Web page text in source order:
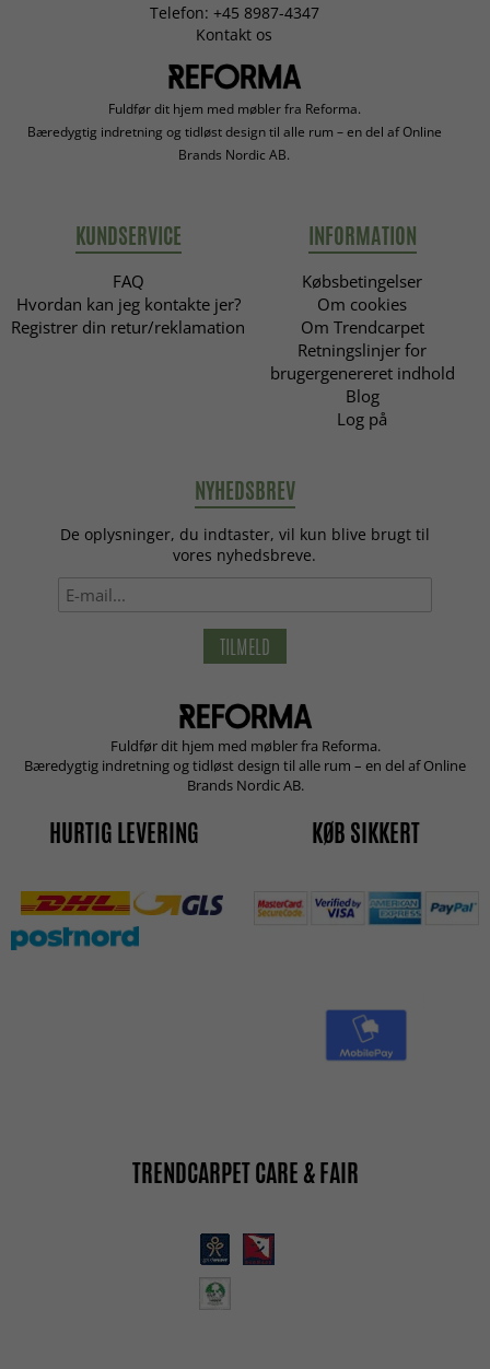
Telefon: +45 8987-4347
Kontakt os
Fuldfør dit hjem med møbler fra Reforma.
Bæredygtig indretning og tidløst design til alle rum – en del af Online
Brands Nordic AB.
KUNDSERVICE
FAQ
Hvordan kan jeg kontakte jer?
Registrer din retur/reklamation
INFORMATION
Købsbetingelser
Om cookies
Om Trendcarpet
Retningslinjer for
brugergenereret indhold
Blog
Log på
NYHEDSBREV
De oplysninger, du indtaster, vil kun blive brugt til
vores nyhedsbreve.
TILMELD
Fuldfør dit hjem med møbler fra Reforma.
Bæredygtig indretning og tidløst design til alle rum – en del af Online
Brands Nordic AB.
HURTIG LEVERING KØB SIKKERT
TRENDCARPET CARE & FAIR